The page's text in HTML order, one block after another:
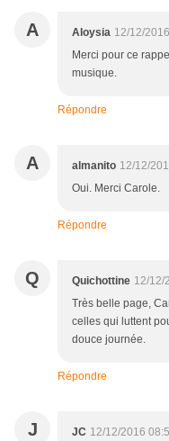
A Aloysia 12/12/
Merci pour ce
musique.
Répondre
A almanito 12/12/
Oui. Merci Carole.
Répondre
Q Quichottine 12/12/
Très belle page,
celles qui luttent
douce journée.
Répondre
J JC 12/12/2016